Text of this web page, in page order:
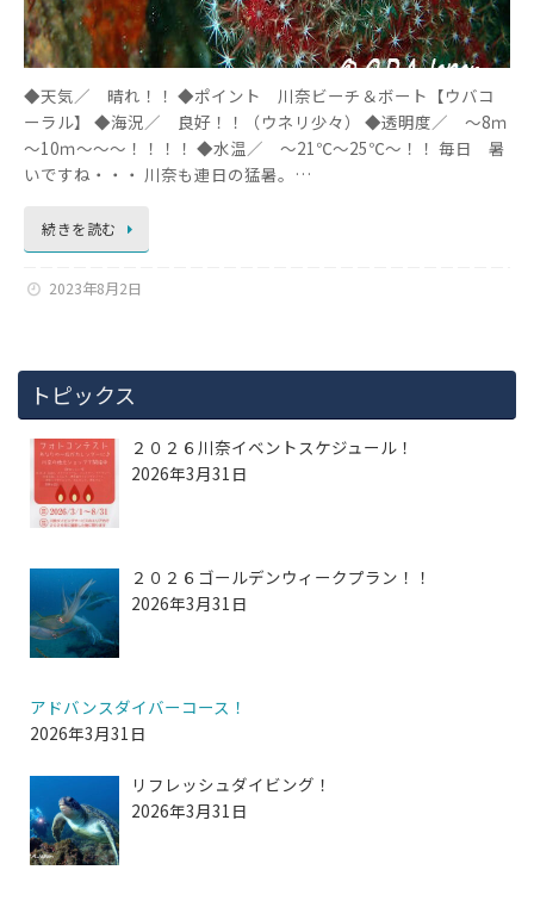
◆天気／ 晴れ！！ ◆ポイント 川奈ビーチ＆ボート【ウバコ
ーラル】 ◆海況／ 良好！！（ウネリ少々） ◆透明度／ ～8ｍ
～10ｍ～～～！！！！ ◆水温／ ～21℃～25℃～！！ 毎日 暑
いですね・・・ 川奈も連日の猛暑。…
続きを読む
2023年8月2日
トピックス
２０２６川奈イベントスケジュール！
2026年3月31日
２０２６ゴールデンウィークプラン！！
2026年3月31日
アドバンスダイバーコース！
2026年3月31日
リフレッシュダイビング！
2026年3月31日